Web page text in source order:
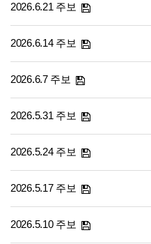
2026.6.21 주보
2026.6.14 주보
2026.6.7 주보
2026.5.31 주보
2026.5.24 주보
2026.5.17 주보
2026.5.10 주보